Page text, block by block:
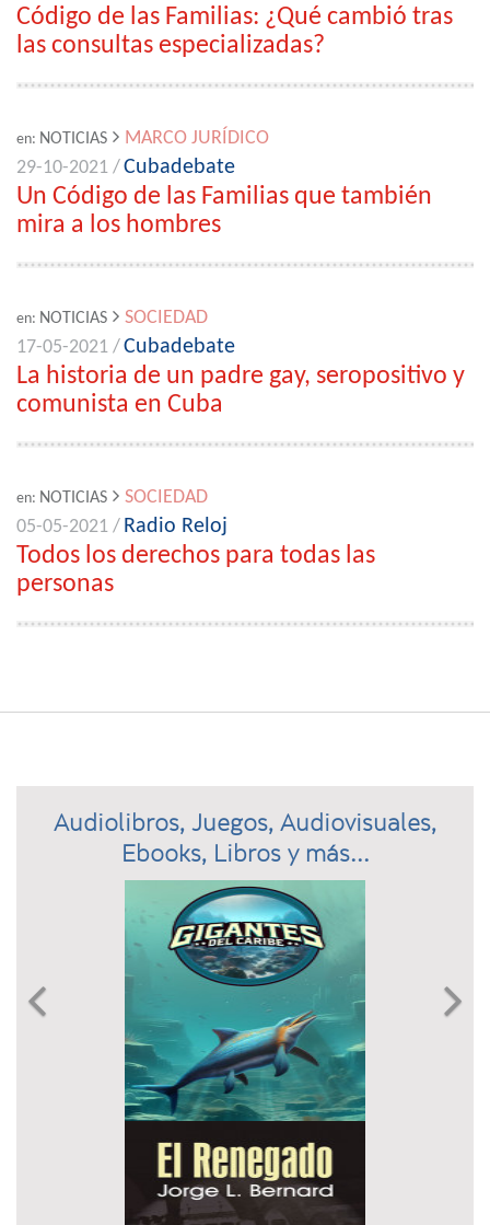
Código de las Familias: ¿Qué cambió tras
las consultas especializadas?
en: NOTICIAS
MARCO JURÍDICO
29-10-2021 /Cubadebate
Un Código de las Familias que también
mira a los hombres
en: NOTICIAS
SOCIEDAD
17-05-2021 /Cubadebate
La historia de un padre gay, seropositivo y
comunista en Cuba
en: NOTICIAS
SOCIEDAD
05-05-2021 / Radio Reloj
Todos los derechos para todas las
personas
Audiolibros, Juegos, Audiovisuales,
Ebooks, Libros y más...
Previous 